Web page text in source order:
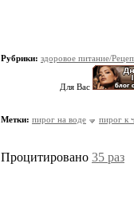
Рубрики: здоровое питание/
Для Вас
Метки: пирог на воде пирог к
Процитировано 35 раз